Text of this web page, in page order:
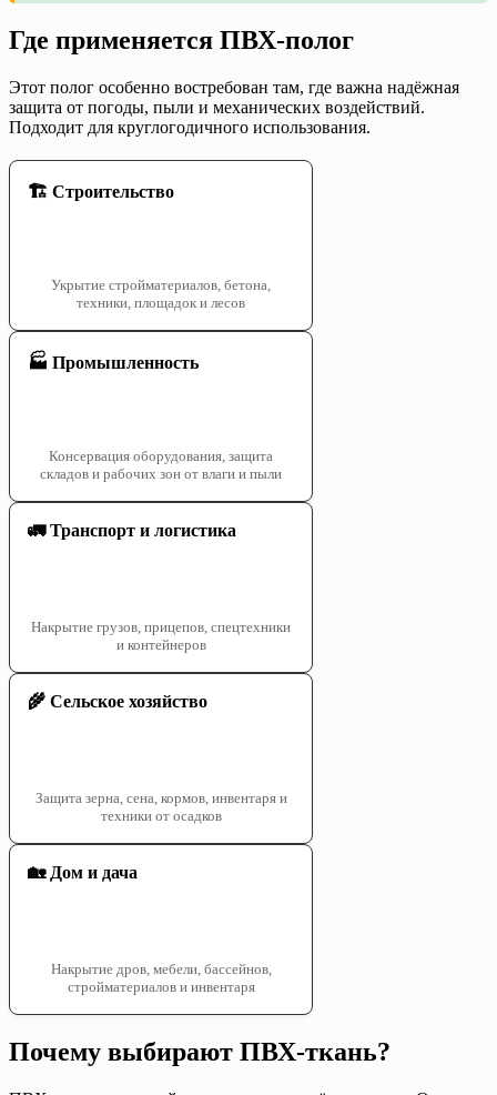
Где применяется ПВХ-полог
Этот полог особенно востребован там, где важна надёжная
защита от погоды, пыли и механических воздействий.
Подходит для круглогодичного использования.
🏗️ Строительство
Укрытие стройматериалов, бетона,
техники, площадок и лесов
🏭 Промышленность
Консервация оборудования, защита
складов и рабочих зон от влаги и пыли
🚛 Транспорт и логистика
Накрытие грузов, прицепов, спецтехники
и контейнеров
🌾 Сельское хозяйство
Защита зерна, сена, кормов, инвентаря и
техники от осадков
🏡 Дом и дача
Накрытие дров, мебели, бассейнов,
стройматериалов и инвентаря
Почему выбирают ПВХ-ткань?